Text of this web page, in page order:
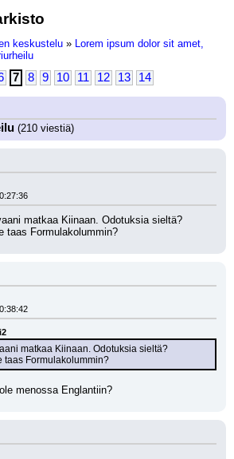
keskustelu » Lorem ipsum dolor sit amet,
7 8 9 10 11 12 13 14
(210 viestiä)
matkaa Kiinaan. Odotuksia sieltä?
taas Formulakolummin?
matkaa Kiinaan. Odotuksia sieltä?
taas Formulakolummin?
menossa Englantiin?